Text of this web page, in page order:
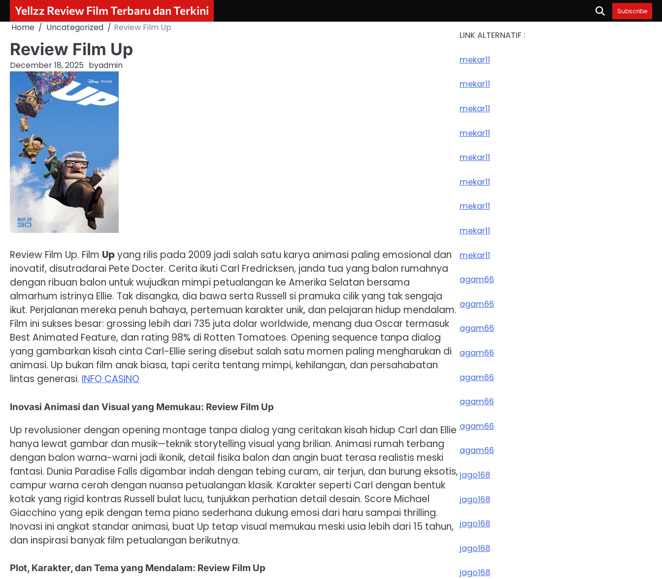
Skip
content
Yellzz Review Film Terbaru dan Terkini Subscribe
Home Uncategorized Review Film Up
Review Film Up
December 18, 2025 byadmin
Review Film Up. Film Upyang rilis pada 2009 jadi salah satu karya animasi paling emosional dan
inovatif, disutradarai Pete Docter. Cerita ikuti Carl Fredricksen, janda tua yang balon rumahnya
dengan ribuan balon untuk wujudkan mimpi petualangan ke Amerika Selatan bersama
almarhum istrinya Ellie. Tak disangka, dia bawa serta Russell si pramuka cilik yang tak sengaja
ikut. Perjalanan mereka penuh bahaya, pertemuan karakter unik, dan pelajaran hidup mendalam.
Film ini sukses besar: grossing lebih dari 735 juta dolar worldwide, menang dua Oscar termasuk
Best Animated Feature, dan rating 98% di Rotten Tomatoes. Opening sequence tanpa dialog
yang gambarkan kisah cinta Carl-Ellie sering disebut salah satu momen paling mengharukan di
animasi. Up bukan film anak biasa, tapi cerita tentang mimpi, kehilangan, dan persahabatan
lintas generasi. INFO CASINO
Inovasi Animasi dan Visual yang Memukau: Review Film Up
Up revolusioner dengan opening montage tanpa dialog yang ceritakan kisah hidup Carl dan Ellie
hanya lewat gambar dan musik—teknik storytelling visual yang brilian. Animasi rumah terbang
dengan balon warna-warni jadi ikonik, detail fisika balon dan angin buat terasa realistis meski
fantasi. Dunia Paradise Falls digambar indah dengan tebing curam, air terjun, dan burung eksotis,
campur warna cerah dengan nuansa petualangan klasik. Karakter seperti Carl dengan bentuk
kotak yang rigid kontras Russell bulat lucu, tunjukkan perhatian detail desain. Score Michael
Giacchino yang epik dengan tema piano sederhana dukung emosi dari haru sampai thrilling.
Inovasi ini angkat standar animasi, buat Up tetap visual memukau meski usia lebih dari 15 tahun,
dan inspirasi banyak film petualangan berikutnya.
Plot, Karakter, dan Tema yang Mendalam: Review Film Up
LINK ALTERNATIF :
mekar11
mekar11
mekar11
mekar11
mekar11
mekar11
mekar11
mekar11
mekar11
agam66
agam66
agam66
agam66
agam66
agam66
agam66
agam66
jago168
jago168
jago168
jago168
jago168